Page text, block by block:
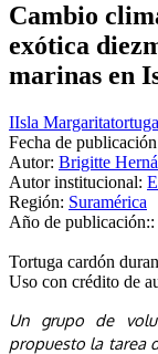
Cambio
exótica
marinas en
IIsla Margarita
Fecha de
Autor: Brigitte
Autor institucional:
Región: Suramérica
Año de publicación::
Tortuga cardón
Uso con crédito de
Un grupo de
propuesto la tarea